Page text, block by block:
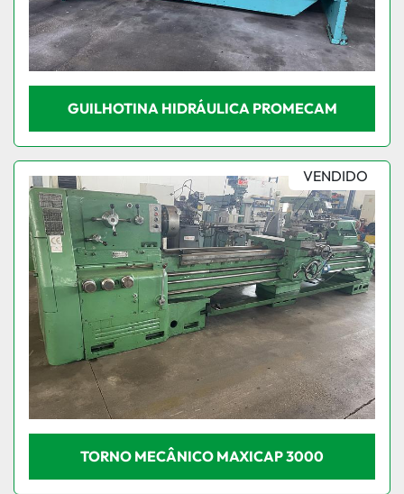
GUILHOTINA HIDRÁULICA PROMECAM
VENDIDO
TORNO MECÂNICO MAXICAP 3000